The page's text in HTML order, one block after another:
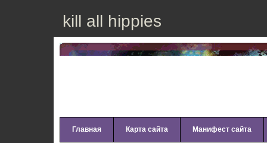
kill all hippies
Главная Карта сайта Манифест сайта